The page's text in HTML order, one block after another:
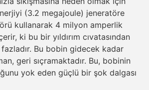
(3.2 megajoule) jeneratöre
kullanarak 4 milyon amperlik
ki bu bir yıldırım cıvatasından
Bu bobin gidecek kadar
geri sıçramaktadır. Bu, bobinin
yok eden güçlü bir şok dalgası